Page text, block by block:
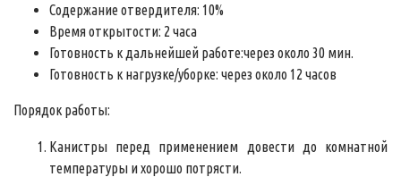
Содержание отвердителя: 10%
Время открытости: 2 часа
Готовность к дальнейшей работе:через около 30 мин.
Готовность к нагрузке/уборке: через около 12 часов
Порядок работы:
Канистры перед применением довести до комнатной
температуры и хорошо потрясти.